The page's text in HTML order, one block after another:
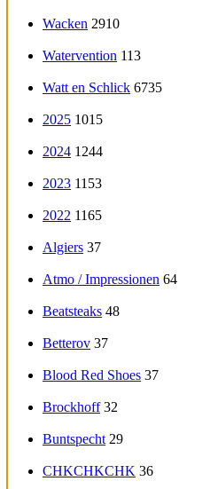
Wacken 2910
Watervention 113
Watt en Schlick 6735
2025 1015
2024 1244
2023 1153
2022 1165
Algiers 37
Atmo / Impressionen 64
Beatsteaks 48
Betterov 37
Blood Red Shoes 37
Brockhoff 32
Buntspecht 29
CHKCHKCHK 36